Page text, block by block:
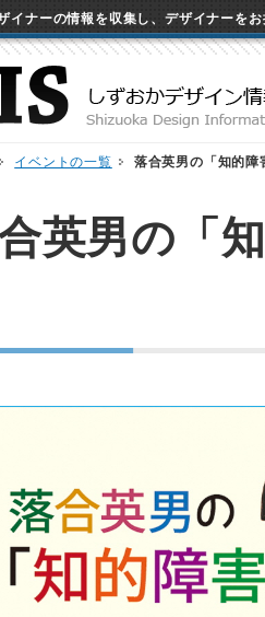
イナーの情報を収集し、デザイナーを
イベントの一覧 落合英男の「知的障
英男の「